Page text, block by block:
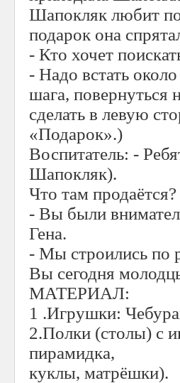
Шапокляк любит
подарок она
- Кто хочет
- Надо встать
шага, повернуться
сделать в левую
«Подарок».)
Воспитатель: -
Шапокляк).
Что там
- Вы были
Гена.
- Мы строились по
Вы сегодня
МАТЕРИАЛ:
1 .Игрушки:
2.Полки (столы) с
пирамидка,
куклы, матрёшки).